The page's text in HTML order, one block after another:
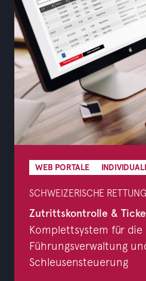
WEB PORTALE
SCHWEIZERISCHE
Zutrittskontrolle &
Komplettsystem für die
Führungsverwaltung
Schleusensteuerung